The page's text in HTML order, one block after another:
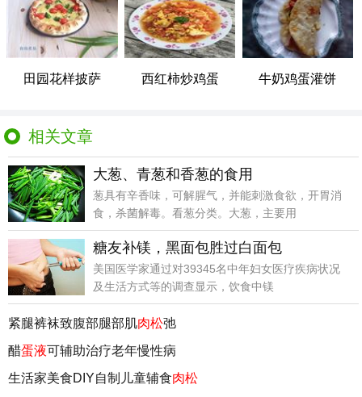
田园花样披萨 西红柿炒鸡蛋 牛奶鸡蛋灌饼
相关文章
大葱、青葱和香葱的食用
葱具有辛香味，可解腥气，并能刺激食欲，开胃消
食，杀菌解毒。看葱分类。大葱，主要用
糖友补镁，黑面包胜过白面包
美国医学家通过对39345名中年妇女医疗疾病状况
及生活方式等的调查显示，饮食中镁
紧腿裤袜致腹部腿部肌肉松弛
醋蛋液可辅助治疗老年慢性病
生活家美食DIY自制儿童辅食肉松